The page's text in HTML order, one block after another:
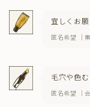
宜しくお願
匿名希望 ｜
毛穴や色
匿名希望 ｜